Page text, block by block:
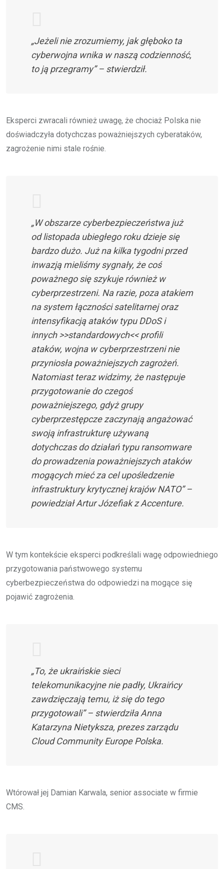
„Jeżeli nie zrozumiemy, jak głęboko ta
cyberwojna wnika w naszą codzienność,
to ją przegramy” – stwierdził.
Eksperci zwracali również uwagę, że chociaż Polska nie
doświadczyła dotychczas poważniejszych cyberataków,
zagrożenie nimi stale rośnie.
„W obszarze cyberbezpieczeństwa już
od listopada ubiegłego roku dzieje się
bardzo dużo. Już na kilka tygodni przed
inwazją mieliśmy sygnały, że coś
poważnego się szykuje również w
cyberprzestrzeni. Na razie, poza atakiem
na system łączności satelitarnej oraz
intensyfikacją ataków typu DDoS i
innych >>standardowych<< profili
ataków, wojna w cyberprzestrzeni nie
przyniosła poważniejszych zagrożeń.
Natomiast teraz widzimy, że następuje
przygotowanie do czegoś
poważniejszego, gdyż grupy
cyberprzestępcze zaczynają angażować
swoją infrastrukturę używaną
dotychczas do działań typu ransomware
do prowadzenia poważniejszych ataków
mogących mieć za cel upośledzenie
infrastruktury krytycznej krajów NATO” –
powiedział Artur Józefiak z Accenture.
W tym kontekście eksperci podkreślali wagę odpowiedniego
przygotowania państwowego systemu
cyberbezpieczeństwa do odpowiedzi na mogące się
pojawić zagrożenia.
„To, że ukraińskie sieci
telekomunikacyjne nie padły, Ukraińcy
zawdzięczają temu, iż się do tego
przygotowali” – stwierdziła Anna
Katarzyna Nietyksza, prezes zarządu
Cloud Community Europe Polska.
Wtórował jej Damian Karwala, senior associate w firmie
CMS.